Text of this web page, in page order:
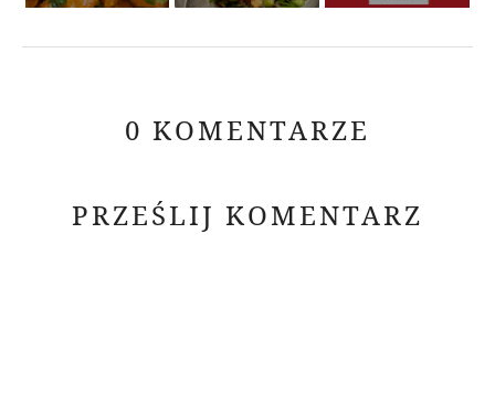
0 KOMENTARZE
PRZEŚLIJ KOMENTARZ